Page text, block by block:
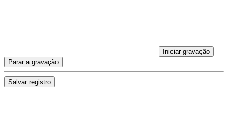
Iniciar gravação
Parar a gravação
Salvar registro